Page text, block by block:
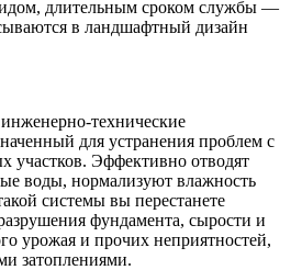
длительным сроком службы —
в ландшафтный дизайн
технические
для устранения проблем с
участков. Эффективно отводят
воды, нормализуют влажность
системы вы перестанете
фундамента, сырости и
урожая и прочих неприятностей,
затоплениями.